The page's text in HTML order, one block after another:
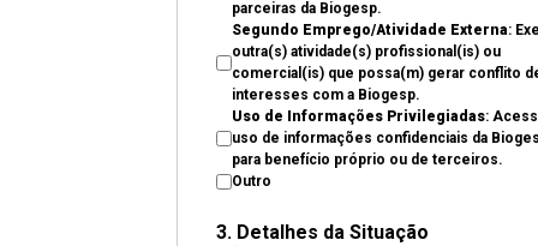
parceiras da Biogesp.
Segundo Emprego/Atividade Externa:
outra(s) atividade(s) profissional(is) ou
comercial(is) que possa(m) gerar conflito
interesses com a Biogesp.
Uso de Informações Privilegiadas:
uso de informações confidenciais da
para benefício próprio ou de terceiros.
Outro
3. Detalhes da Situação